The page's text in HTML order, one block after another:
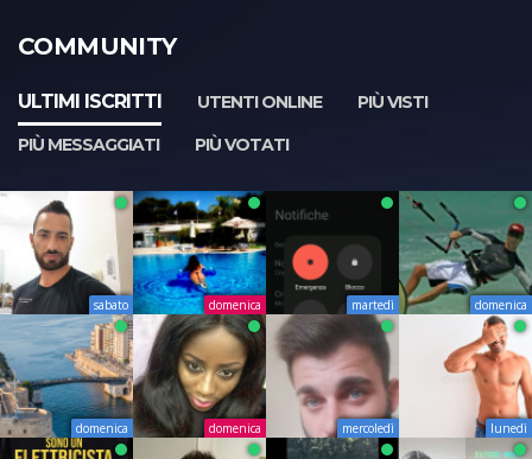
COMMUNITY
ULTIMI ISCRITTI UTENTI ONLINE
PIÙ VISTI
PIÙ MESSAGGIATI
PIÙ VOTATI
sabato domenica martedì domenica
domenica domenica mercoledì lunedì